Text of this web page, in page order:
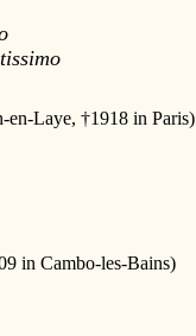
Laye, †1918 in Paris)
in Cambo-les-Bains)